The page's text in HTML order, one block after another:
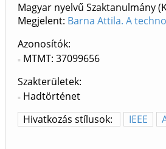
Magyar nyelvű Szaktanulmány
Megjelent: Barna Attila. A
Azonosítók
MTMT: 37099656
Szakterületek:
Hadtörténet
Hivatkozás stílusok:
IEEE